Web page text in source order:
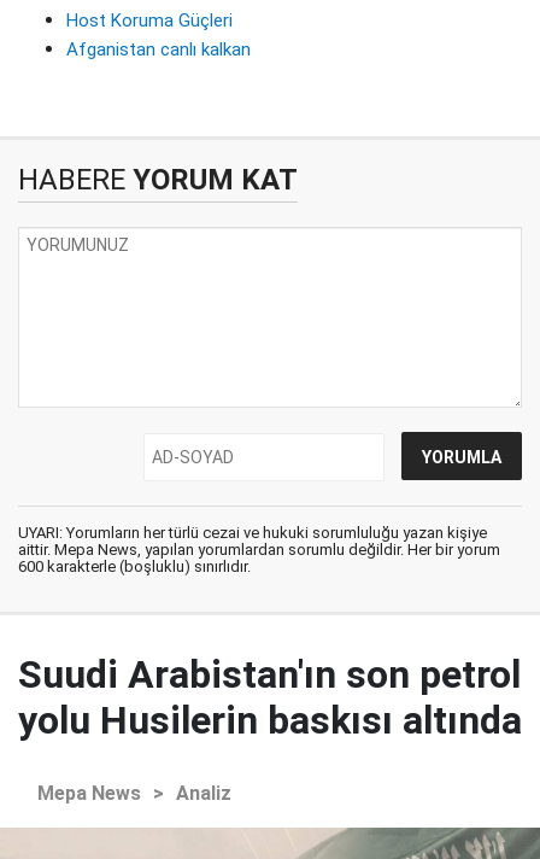
Host Koruma Güçleri
Afganistan canlı kalkan
HABERE YORUM KAT
UYARI: Yorumların her türlü cezai ve hukuki sorumluluğu yazan kişiye
aittir. Mepa News, yapılan yorumlardan sorumlu değildir. Her bir yorum
600 karakterle (boşluklu) sınırlıdır.
Suudi Arabistan'ın son petrol
yolu Husilerin baskısı altında
Mepa News > Analiz